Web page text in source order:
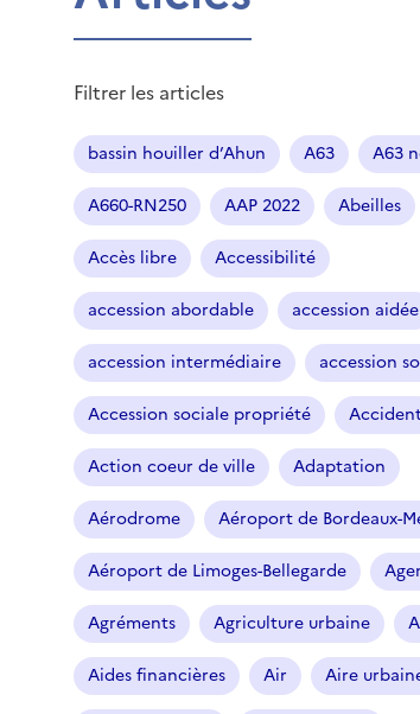
Filtrer les articles
bassin houiller d’Ahun A63 A63
A660-RN250 AAP 2022 Abeilles
Accès libre Accessibilité
accession abordable accession aidée
accession intermédiaire accession
Accession sociale propriété
Action coeur de ville Adaptation
Aérodrome Aéroport de Bordeaux-
Aéroport de Limoges-Bellegarde
Agréments Agriculture urbaine
Aides financières Air Aire